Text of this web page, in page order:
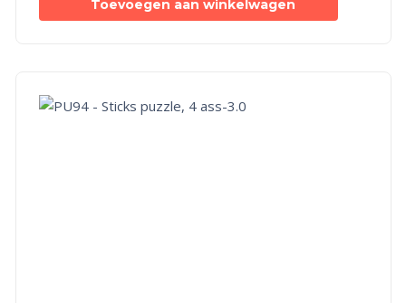
Toevoegen aan winkelwagen